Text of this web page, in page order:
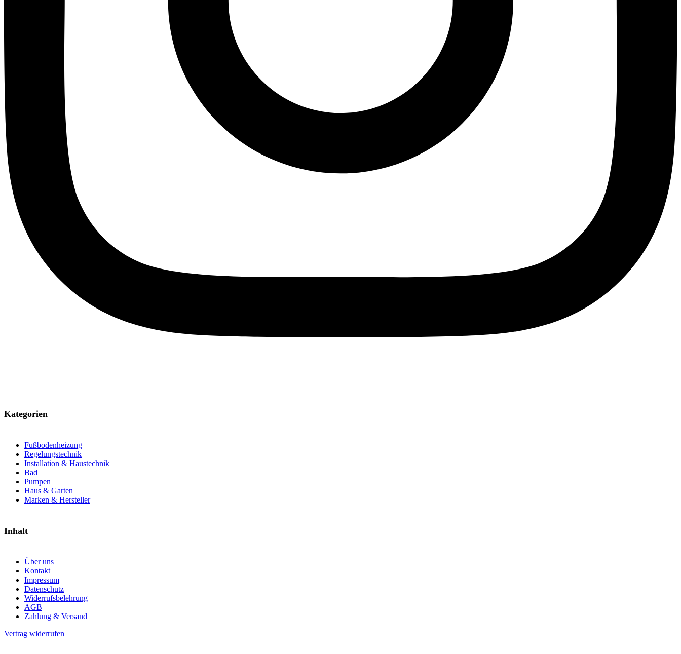
Kategorien
Fußbodenheizung
Regelungstechnik
Installation & Haustechnik
Bad
Pumpen
Haus & Garten
Marken & Hersteller
Inhalt
Über uns
Kontakt
Impressum
Datenschutz
Widerrufsbelehrung
AGB
Zahlung & Versand
Vertrag widerrufen